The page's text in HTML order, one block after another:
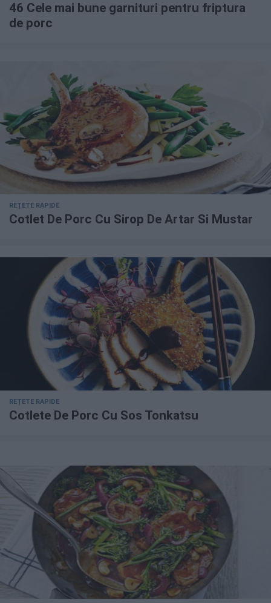
46 Cele mai bune garnituri pentru friptura
de porc
REȚETE RAPIDE
Cotlet De Porc Cu Sirop De Artar Si Mustar
REȚETE RAPIDE
Cotlete De Porc Cu Sos Tonkatsu